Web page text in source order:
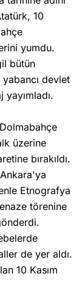
10
yumdu.
bütün
devlet
yayımladı.
üzerine
bırakıldı.
Etnografya
törenine
de yer aldı.
10 Kasım